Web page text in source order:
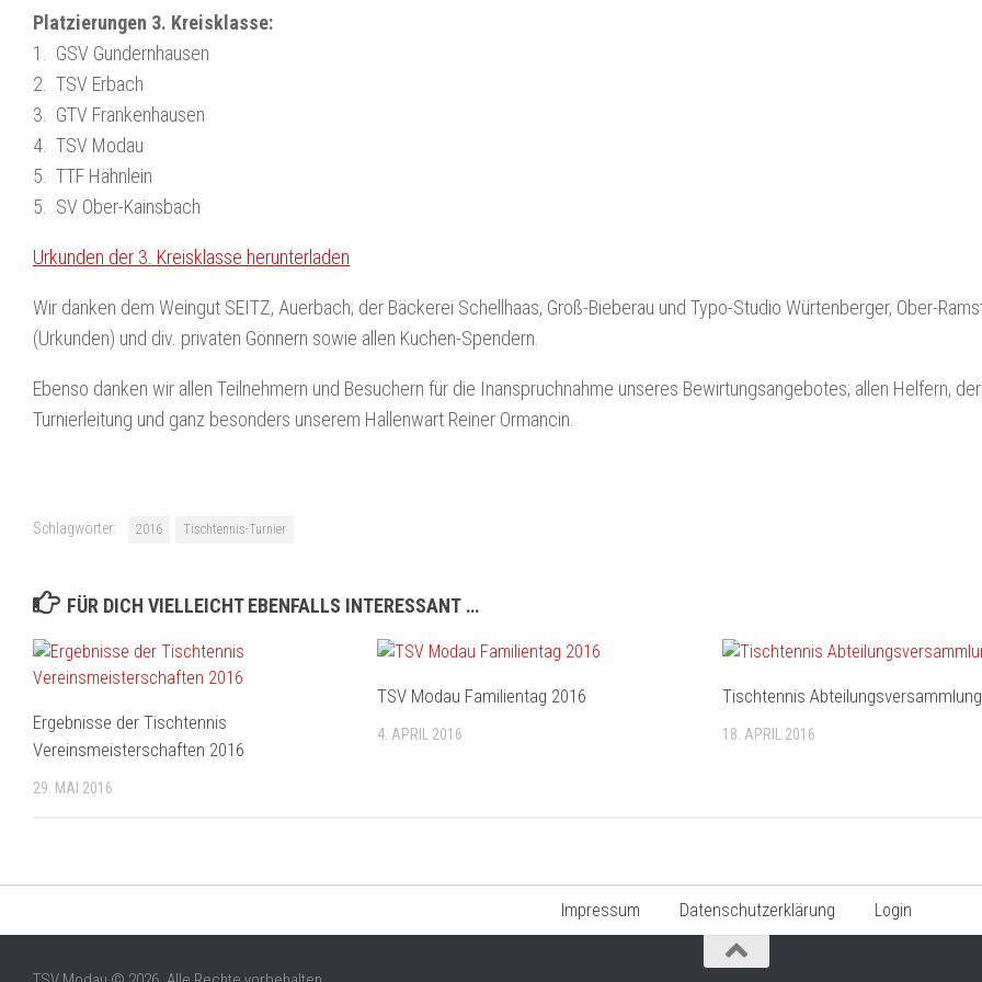
Platzierungen 3. Kreisklasse:
1. GSV Gundernhausen
2. TSV Erbach
3. GTV Frankenhausen
4. TSV Modau
5. TTF Hähnlein
5. SV Ober-Kainsbach
Urkunden der 3. Kreisklasse herunterladen
Wir danken dem Weingut SEITZ, Auerbach; der Bäckerei Schellhaas, Groß-Bieberau und Typo-Studio Würtenberger, Ober-
(Urkunden) und div. privaten Gönnern sowie allen Kuchen-Spendern.
Ebenso danken wir allen Teilnehmern und Besuchern für die Inanspruchnahme unseres Bewirtungsangebotes; allen Helfern, der
Turnierleitung und ganz besonders unserem Hallenwart Reiner Ormancin.
Schlagwörter: 2016 Tischtennis-Turnier
FÜR DICH VIELLEICHT EBENFALLS INTERESSANT …
Ergebnisse der Tischtennis
Vereinsmeisterschaften 2016
29. MAI 2016
TSV Modau Familientag 2016
4. APRIL 2016
Tischtennis
18. APRIL 2016
Impressum Datenschutzerklärung Login